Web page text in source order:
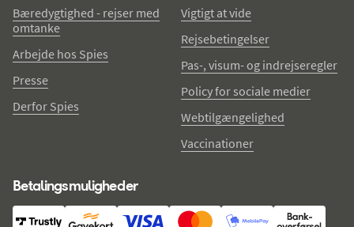
Bæredygtighed - rejser med
omtanke
Arbejde hos Spies
Presse
Derfor Spies
Vigtigt at vide
Rejsebetingelser
Pas-, visum- og indrejseregler
Policy for sociale medier
Webtilgængelighed
Vaccinationer
Betalingsmuligheder